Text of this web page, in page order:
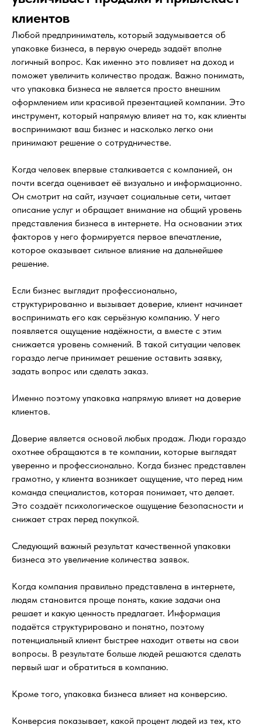
клиентов
Любой предприниматель, который задумывается об
упаковке бизнеса, в первую очередь задаёт вполне
логичный вопрос. Как именно это повлияет на доход и
поможет увеличить количество продаж. Важно понимать,
что упаковка бизнеса не является просто внешним
оформлением или красивой презентацией компании. Это
инструмент, который напрямую влияет на то, как клиенты
воспринимают ваш бизнес и насколько легко они
принимают решение о сотрудничестве.
Когда человек впервые сталкивается с компанией, он
почти всегда оценивает её визуально и информационно.
Он смотрит на сайт, изучает социальные сети, читает
описание услуг и обращает внимание на общий уровень
представления бизнеса в интернете. На основании этих
факторов у него формируется первое впечатление,
которое оказывает сильное влияние на дальнейшее
решение.
Если бизнес выглядит профессионально,
структурированно и вызывает доверие, клиент начинает
воспринимать его как серьёзную компанию. У него
появляется ощущение надёжности, а вместе с этим
снижается уровень сомнений. В такой ситуации человек
гораздо легче принимает решение оставить заявку,
задать вопрос или сделать заказ.
Именно поэтому упаковка напрямую влияет на доверие
клиентов.
Доверие является основой любых продаж. Люди гораздо
охотнее обращаются в те компании, которые выглядят
уверенно и профессионально. Когда бизнес представлен
грамотно, у клиента возникает ощущение, что перед ним
команда специалистов, которая понимает, что делает.
Это создаёт психологическое ощущение безопасности и
снижает страх перед покупкой.
Следующий важный результат качественной упаковки
бизнеса это увеличение количества заявок.
Когда компания правильно представлена в интернете,
людям становится проще понять, какие задачи она
решает и какую ценность предлагает. Информация
подаётся структурировано и понятно, поэтому
потенциальный клиент быстрее находит ответы на свои
вопросы. В результате больше людей решаются сделать
первый шаг и обратиться в компанию.
Кроме того, упаковка бизнеса влияет на конверсию.
Конверсия показывает, какой процент людей из тех, кто